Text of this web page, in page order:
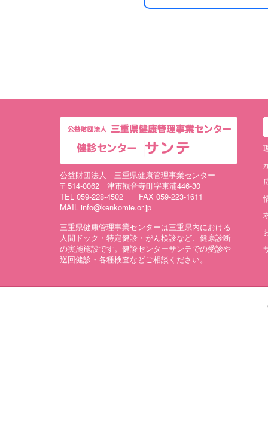
公益財団法人 三重県健康管理事業センター
〒514-0062 津市観音寺町字東浦446-30
TEL 059-228-4502 FAX 059-223-1611
MAIL info@kenkomie.or.jp
三重県健康管理事業センターは三重県内における
人間ドック・特定健診・がん検診など、健康診断
の実施施設です。健診センターサンテでの受診や
巡回健診・各種検査などご相談ください。